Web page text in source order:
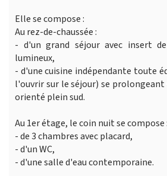
Elle se compose :
Au rez-de-chaussée :
- d'un grand séjour avec insert
lumineux,
- d'une cuisine indépendante toute
l'ouvrir sur le séjour) se
orienté plein sud.
Au 1er étage, le coin nuit se compose :
- de 3 chambres avec placard,
- d'un WC,
- d'une salle d'eau contemporaine.